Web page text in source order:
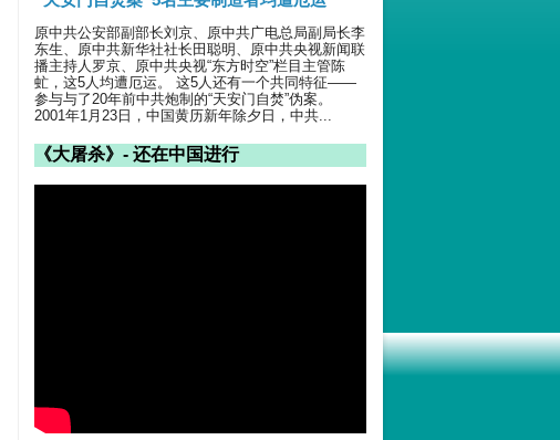
原中共公安部副部长刘京、原中共广电总局副局长李
东生、原中共新华社社长田聪明、原中共央视新闻联
播主持人罗京、原中共央视“东方时空”栏目主管陈
虻，这5人均遭厄运。 这5人还有一个共同特征——
参与与了20年前中共炮制的“天安门自焚”伪案。
2001年1月23日，中国黄历新年除夕日，中共...
《大屠杀》- 还在中国进行